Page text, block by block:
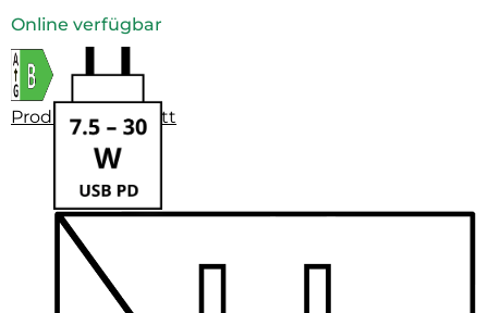
Online verfügbar
Produktdatenblatt